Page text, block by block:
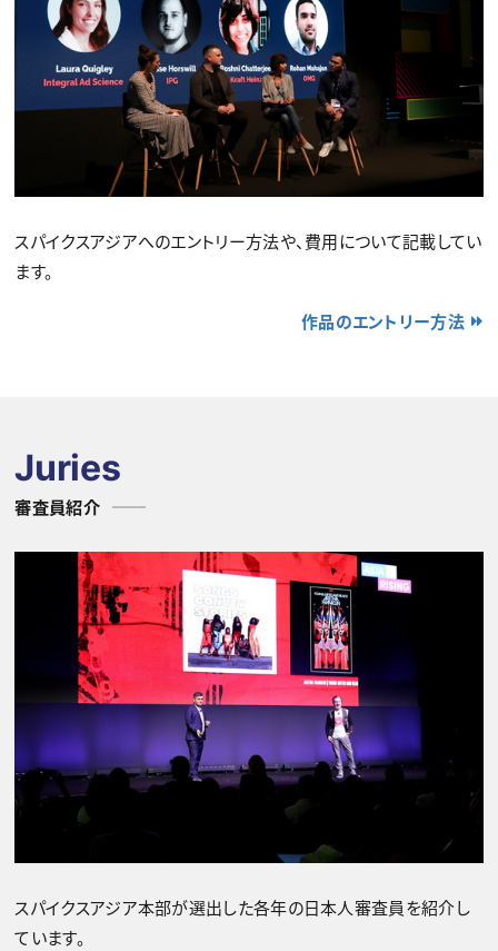
スパイクスアジアへのエントリー方法や、費用について記載してい
ます。
作品のエントリー方法
Juries
審査員紹介
スパイクスアジア本部が選出した各年の日本人審査員を紹介し
ています。